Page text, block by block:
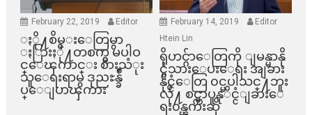
February 22, 2019 Editor
ႏို႔စိမ္းေတြမွာ
ႏြားႏို႔တစက္မွ မပါဝ
င္ေၾကာင္း စားသံုး
သူေရးရာမွ ဒုညႊန္ခ်ဳ
ပ္ေျပာၾကား
February 14, 2019
Editor
Htein Lin
ရိုဟင္ဂ်ာေတြကို ျမန္မာနို
င္ငံသားေပးေရး အျခား
နိုင္ငံေတြ ၀င္မပါသင္႔ဘူး
လို႔ စင္ကာပူနုိင္ငံျခားေ
ရး၀န္ၾကီးဆို